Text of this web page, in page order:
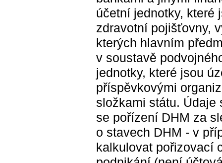
účetní jednotky, které
zdravotní pojišťovny,
kterých hlavním
v soustavě
jednotky, které jsou
příspěvkovými
složkami státu. Údaje
se pořízení DHM za
o stavech DHM - v
kalkulovat pořizovací